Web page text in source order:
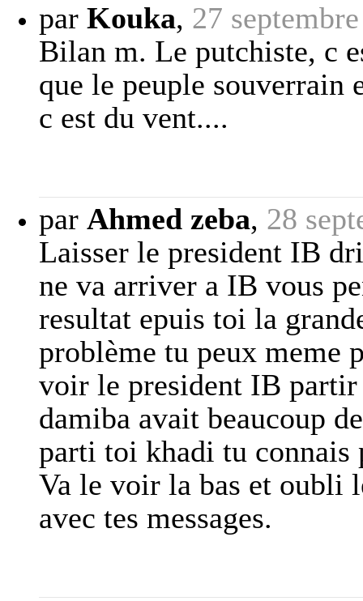
par Kouka, 27
Bilan m. Le putchiste, c
que le peuple souverrain
c est du vent....
par Ahmed zeba, 28
Laisser le president IB
ne va arriver a IB vous
resultat epuis toi la
problème tu peux meme
voir le president IB partir
damiba avait beaucoup
parti toi khadi tu connais
Va le voir la bas et oubli
avec tes messages.